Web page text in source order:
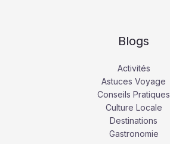
Blogs
Activités
Astuces Voyage
Conseils Pratiques
Culture Locale
Destinations
Gastronomie